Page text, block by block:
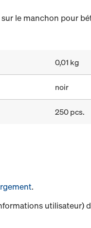
le manchon pour
0,01 kg
noir
250 pcs.
.
utilisateur)